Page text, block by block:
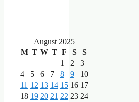
August 2025
M T W T F S
S
1
2
3
4
5 6 7 8 9
10
11 12 13 14 15 16 17
18 19 20 21 22 23 24